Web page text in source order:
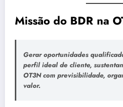
Missão do BDR na
Geraroportunidades
perfil ideal de cliente,
OT3N com previsibilidade,
valor.